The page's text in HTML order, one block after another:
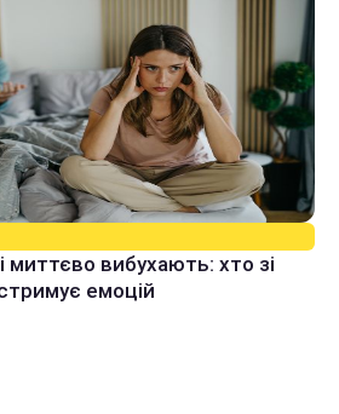
миттєво вибухають: хто зі
емоцій